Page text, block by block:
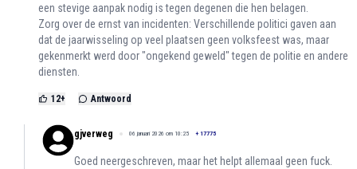
een stevige aanpak nodig is tegen degenen die hen belagen.
Zorg over de ernst van incidenten: Verschillende politici gaven aan
dat de jaarwisseling op veel plaatsen geen volksfeest was, maar
gekenmerkt werd door "ongekend geweld" tegen de politie en andere
diensten.
12+ Antwoord
gjverweg 06 januari 2026 om 10:25 + 17775
Goed neergeschreven, maar het helpt allemaal geen fuck.